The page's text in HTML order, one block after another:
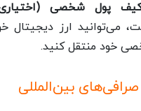
کیف پول شخصی
می‌توانید ارز دیجیتال
خود منتقل کنید.
بین‌المللی